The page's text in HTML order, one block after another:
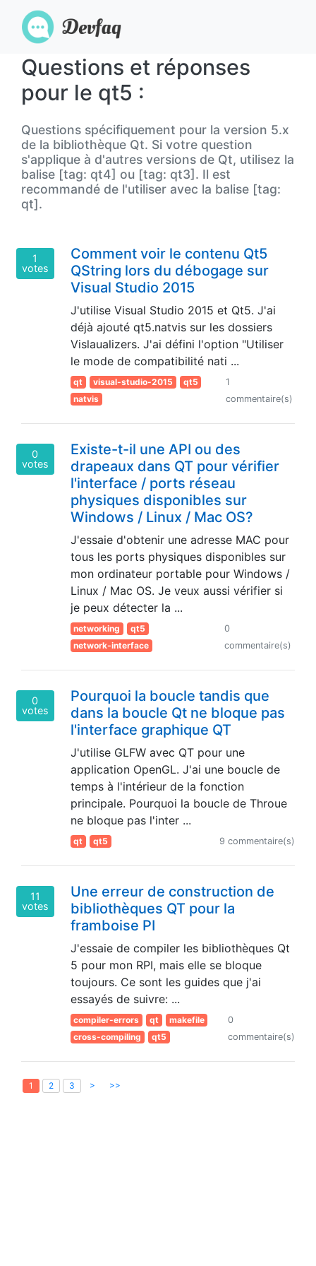
Questions et réponses
pour le qt5 :
Questions spécifiquement pour la version 5.x
de la bibliothèque Qt. Si votre question
s'applique à d'autres versions de Qt, utilisez la
balise [tag: qt4] ou [tag: qt3]. Il est
recommandé de l'utiliser avec la balise [tag:
qt].
1
votes
Comment voir le contenu Qt5
QString lors du débogage sur
Visual Studio 2015
J'utilise Visual Studio 2015 et Qt5. J'ai
déjà ajouté qt5.natvis sur les dossiers
Vislaualizers. J'ai défini l'option "Utiliser
le mode de compatibilité nati ...
qt visual-studio-2015
qt5
natvis
1
commentaire(s)
0
votes
Existe-t-il une API ou des
drapeaux dans QT pour vérifier
l'interface / ports réseau
physiques disponibles sur
Windows / Linux / Mac OS?
J'essaie d'obtenir une adresse MAC pour
tous les ports physiques disponibles sur
mon ordinateur portable pour Windows /
Linux / Mac OS. Je veux aussi vérifier si
je peux détecter la ...
networking
qt5
network-interface
0
commentaire(s)
0
votes
Pourquoi la boucle tandis que
dans la boucle Qt ne bloque pas
l'interface graphique QT
J'utilise GLFW avec QT pour une
application OpenGL. J'ai une boucle de
temps à l'intérieur de la fonction
principale. Pourquoi la boucle de Throue
ne bloque pas l'inter ...
qt qt5 9 commentaire(s)
11
votes
Une erreur de construction de
bibliothèques QT pour la
framboise PI
J'essaie de compiler les bibliothèques Qt
5 pour mon RPI, mais elle se bloque
toujours. Ce sont les guides que j'ai
essayés de suivre: ...
compiler-errors qt
makefile
cross-compiling
qt5
0
commentaire(s)
1 2 3 > >>